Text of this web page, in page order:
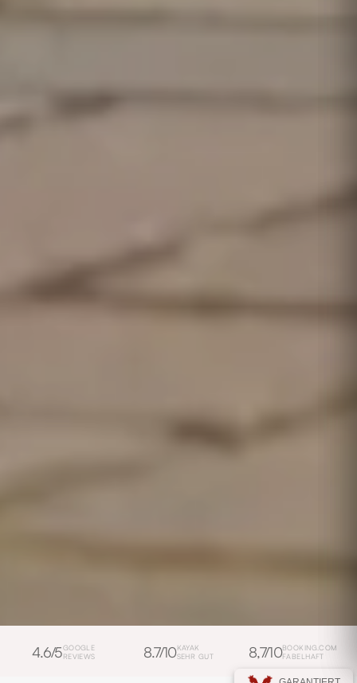
4.6/5GOOGLE
REVIEWS
8.7/10KAYAK
SEHR GUT
8,7/10BOOKING.COM
FABELHAFT